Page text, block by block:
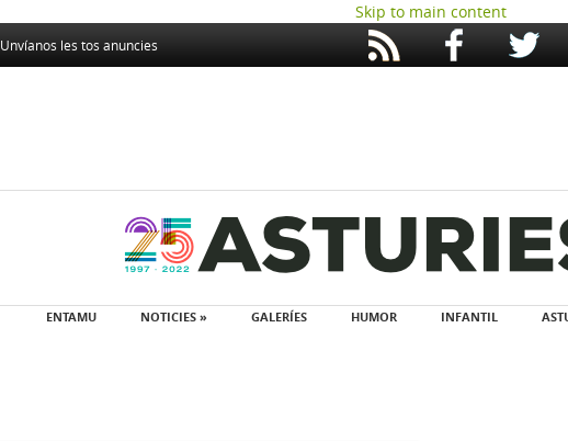
Skip to main content
Unvíanos les tos anuncies
ENTAMU NOTICIES » GALERÍES HUMOR INFANTIL